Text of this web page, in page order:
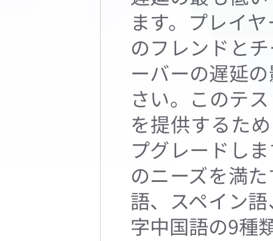
ます。プレイ
のフレンドと
ーバーの遅延
さい。このテ
を提供するた
プグレードし
のニーズを満
語、スペイン
字中国語の9種